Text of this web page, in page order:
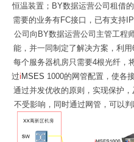
恒温装置；BY数据运营公司租借
需要的业务有FC接口，已有支持
公司向BY数据运营公司主管工程
能，并一同制定了解决方案，利用
每个服务器机房只需要4根光纤，
过i MSES 1000的网管配置，使各
通过并发优收的原则，实现保护
不受影响，同时通过网管，可以